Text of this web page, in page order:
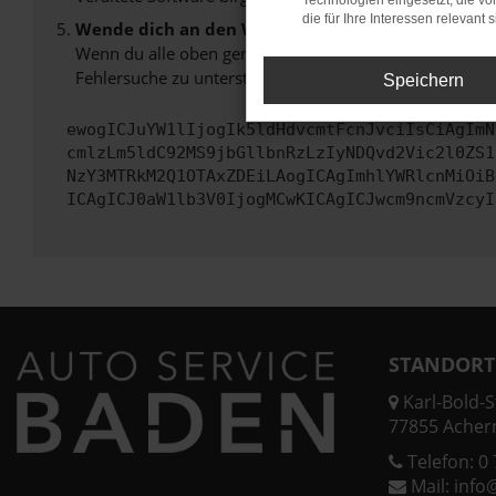
Wende dich an den Webseitenbetreiber.
Wenn du alle oben genannten Schritte versucht hast,
Fehlersuche zu unterstützen:
Karl-Bold-
77855
Telefon: 0
Mail:
die für Ihre Interessen relevant
Speichern